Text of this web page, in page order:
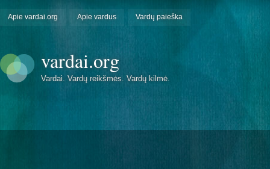
Apie vardai.org Apie vardus Vardų paieška
vardai.org
Vardai. Vardų reikšmės. Vardų kilmė.